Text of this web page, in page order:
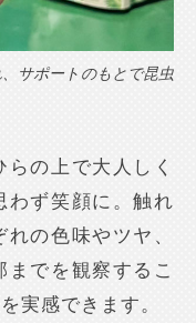
サポートのもとで昆虫
の上で大人しく
わず笑顔に。触れ
の色味やツヤ、
でを観察するこ
実感できます。